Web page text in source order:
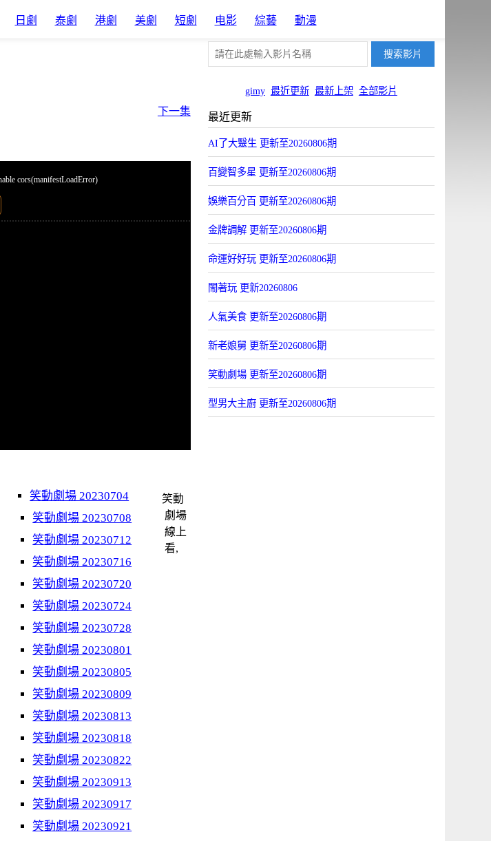
日劇 泰劇 港劇 美劇 短劇 电影 綜藝 動漫
gimy 最近更新 最新上架 全部影片
下一集
笑動劇場 20230704
笑動劇場 20230708
笑動劇場 20230712
笑動劇場 20230716
笑動劇場 20230720
笑動劇場 20230724
笑動劇場 20230728
笑動劇場 20230801
笑動劇場 20230805
笑動劇場 20230809
笑動劇場 20230813
笑動劇場 20230818
笑動劇場 20230822
笑動劇場 20230913
笑動劇場 20230917
笑動劇場 20230921
笑動
劇場
線上
看,
最近更新
AI了大毉生 更新至20260806期
百變智多星 更新至20260806期
娛樂百分百 更新至20260806期
金牌調解 更新至20260806期
命運好好玩 更新至20260806期
閙著玩 更新20260806
人氣美食 更新至20260806期
新老娘舅 更新至20260806期
笑動劇場 更新至20260806期
型男大主廚 更新至20260806期